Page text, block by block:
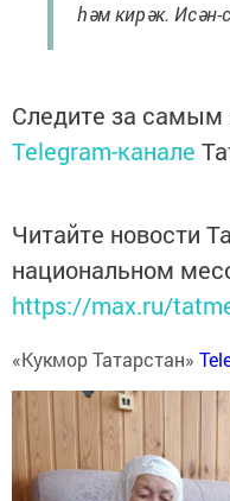
һәм кирәк. Исән-
Следите за
Telegram-канале
Читайте новости
национальном
https://max.ru/
«Кукмор Татарстан»